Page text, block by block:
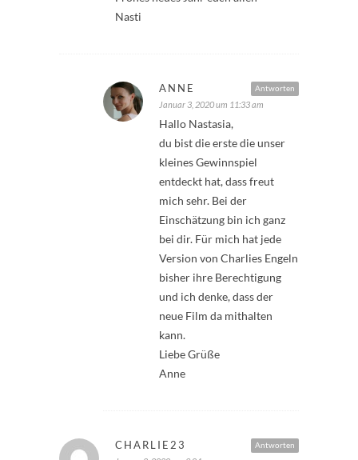
Nasti
Antworten
ANNE
Januar 3, 2020 um 11:33 am
Hallo Nastasia,
du bist die erste die unser
kleines Gewinnspiel
entdeckt hat, dass freut
mich sehr. Bei der
Einschätzung bin ich ganz
bei dir. Für mich hat jede
Version von Charlies Engeln
bisher ihre Berechtigung
und ich denke, dass der
neue Film da mithalten
kann.
Liebe Grüße
Anne
Antworten
CHARLIE23